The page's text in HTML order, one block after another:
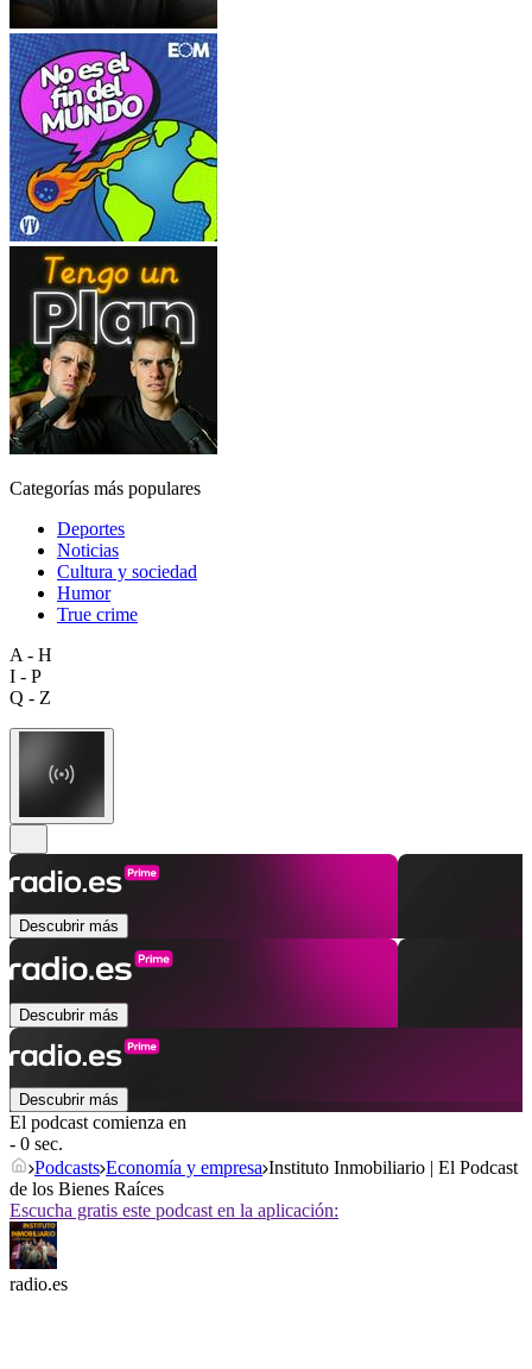
Categorías más populares
Deportes
Noticias
Cultura y sociedad
Humor
True crime
A - H
I - P
Q - Z
Descubrir más
Descubrir más
Descubrir más
El podcast comienza en
- 0 sec.
Podcasts Economía y empresa Instituto Inmobiliario | El Podcast
de los Bienes Raíces
Escucha gratis este podcast en la aplicación:
radio.es